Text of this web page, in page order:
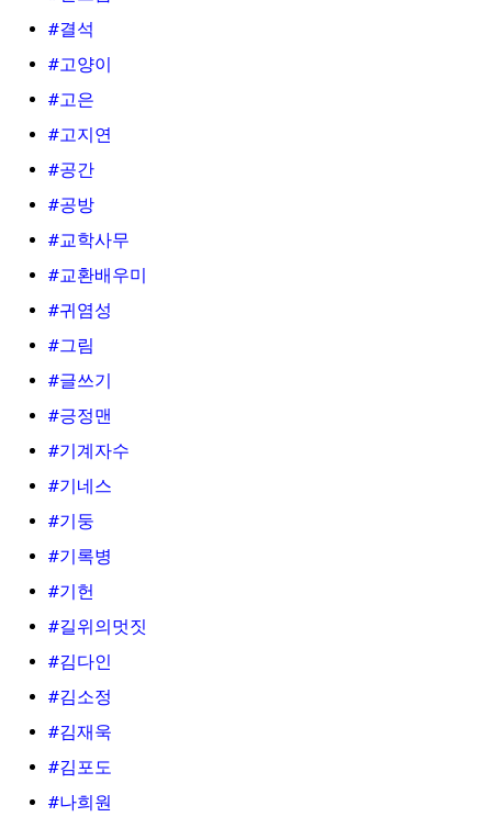
#결석
#고양이
#고은
#고지연
#공간
#공방
#교학사무
#교환배우미
#귀염성
#그림
#글쓰기
#긍정맨
#기계자수
#기네스
#기둥
#기록병
#기헌
#길위의멋짓
#김다인
#김소정
#김재욱
#김포도
#나희원